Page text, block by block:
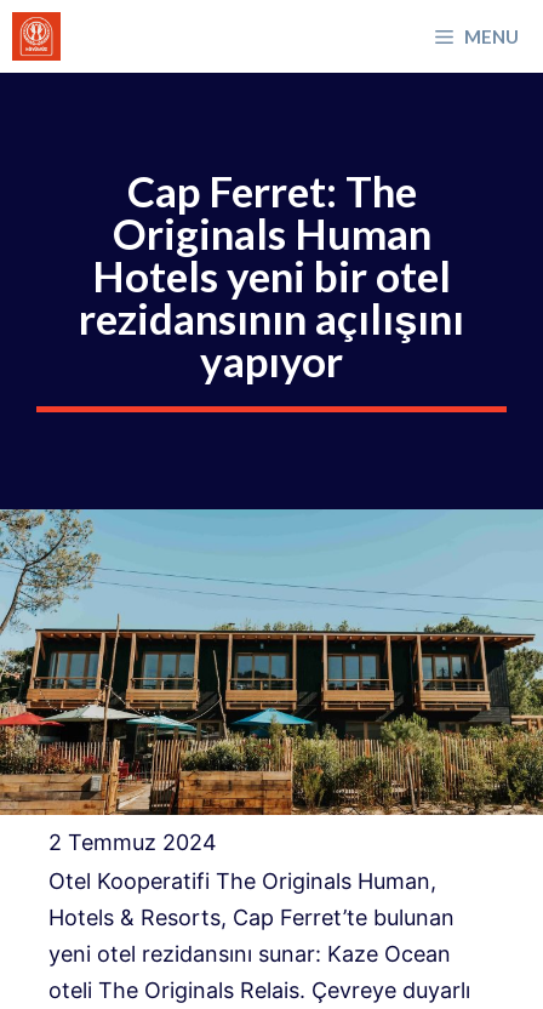
İçeriğe
atla
MENU
Cap Ferret: The
Originals Human
Hotels yeni bir otel
rezidansının açılışını
yapıyor
2 Temmuz 2024
Otel Kooperatifi The Originals Human,
Hotels & Resorts, Cap Ferret’te bulunan
yeni otel rezidansını sunar: Kaze Ocean
oteli The Originals Relais. Çevreye duyarlı